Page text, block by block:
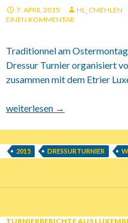
7. APRIL 2015 HL_CMEHLEN
EINEN KOMMENTAR
Traditionnel am
Dressur Turnier organisiert
zusammen mit dem Etrier
07.04.2015 Dressur Turnier
weiterlesen →
2015 DRESSURTURNIER
TURNIERBERICHTE AUS